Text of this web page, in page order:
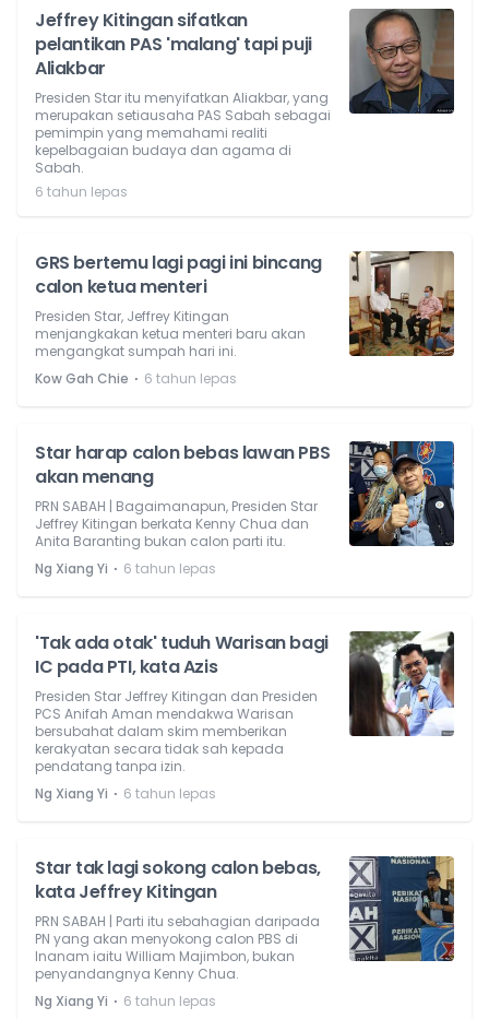
Jeffrey Kitingan sifatkan
pelantikan PAS 'malang' tapi puji
Aliakbar
Presiden Star itu menyifatkan Aliakbar, yang
merupakan setiausaha PAS Sabah sebagai
pemimpin yang memahami realiti
kepelbagaian budaya dan agama di
Sabah.
6 tahun lepas
GRS bertemu lagi pagi ini bincang
calon ketua menteri
Presiden Star, Jeffrey Kitingan
menjangkakan ketua menteri baru akan
mengangkat sumpah hari ini.
Kow Gah Chie ⋅ 6 tahun lepas
Star harap calon bebas lawan PBS
akan menang
PRN SABAH | Bagaimanapun, Presiden Star
Jeffrey Kitingan berkata Kenny Chua dan
Anita Baranting bukan calon parti itu.
Ng Xiang Yi ⋅ 6 tahun lepas
'Tak ada otak' tuduh Warisan bagi
IC pada PTI, kata Azis
Presiden Star Jeffrey Kitingan dan Presiden
PCS Anifah Aman mendakwa Warisan
bersubahat dalam skim memberikan
kerakyatan secara tidak sah kepada
pendatang tanpa izin.
Ng Xiang Yi ⋅ 6 tahun lepas
Star tak lagi sokong calon bebas,
kata Jeffrey Kitingan
PRN SABAH | Parti itu sebahagian daripada
PN yang akan menyokong calon PBS di
Inanam iaitu William Majimbon, bukan
penyandangnya Kenny Chua.
Ng Xiang Yi ⋅ 6 tahun lepas